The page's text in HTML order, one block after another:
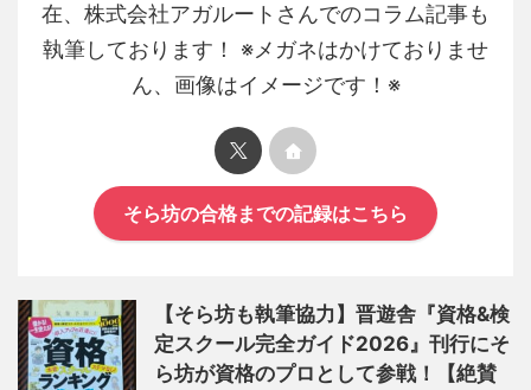
在、株式会社アガルートさんでのコラム記事も
執筆しております！ ※メガネはかけておりませ
ん、画像はイメージです！※
そら坊の合格までの記録はこちら
【そら坊も執筆協力】晋遊舎『資格&検
定スクール完全ガイド2026』刊行にそ
ら坊が資格のプロとして参戦！【絶賛